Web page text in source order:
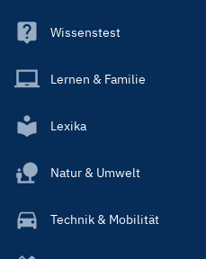
Wissenstest
Lernen & Familie
Lexika
Natur & Umwelt
Technik & Mobilität